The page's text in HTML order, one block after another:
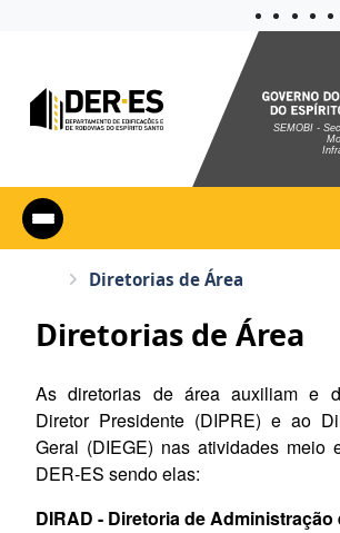
SEMOBI -
Diretorias de Área
Diretorias de Área
As diretorias de área auxiliam e
Diretor Presidente (DIPRE) e ao
Geral (DIEGE) nas atividades meio
DER-ES sendo elas:
DIRAD - Diretoria de Administração